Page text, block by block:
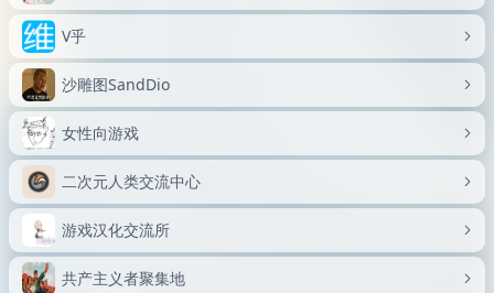
V乎
沙雕图SandDio
女性向游戏
二次元人类交流中心
游戏汉化交流所
共产主义者聚集地